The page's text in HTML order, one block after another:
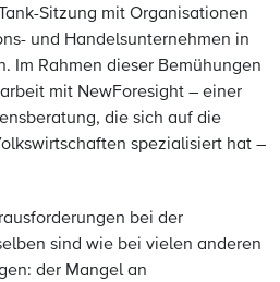
Sitzung mit Organisationen
und Handelsunternehmen in
Im Rahmen dieser Bemühungen
mit NewForesight – einer
die sich auf die
spezialisiert hat –
bei der
sind wie bei vielen anderen
der Mangel an